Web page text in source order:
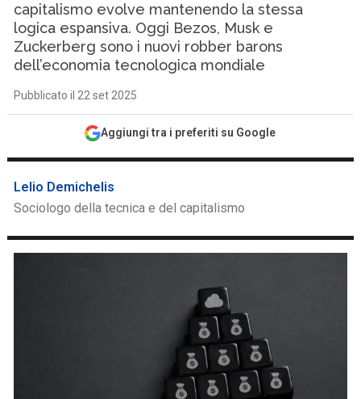
capitalismo evolve mantenendo la stessa
logica espansiva. Oggi Bezos, Musk e
Zuckerberg sono i nuovi robber barons
dell’economia tecnologica mondiale
Pubblicato il 22 set 2025
Aggiungi tra i preferiti su Google
Lelio Demichelis
Sociologo della tecnica e del capitalismo